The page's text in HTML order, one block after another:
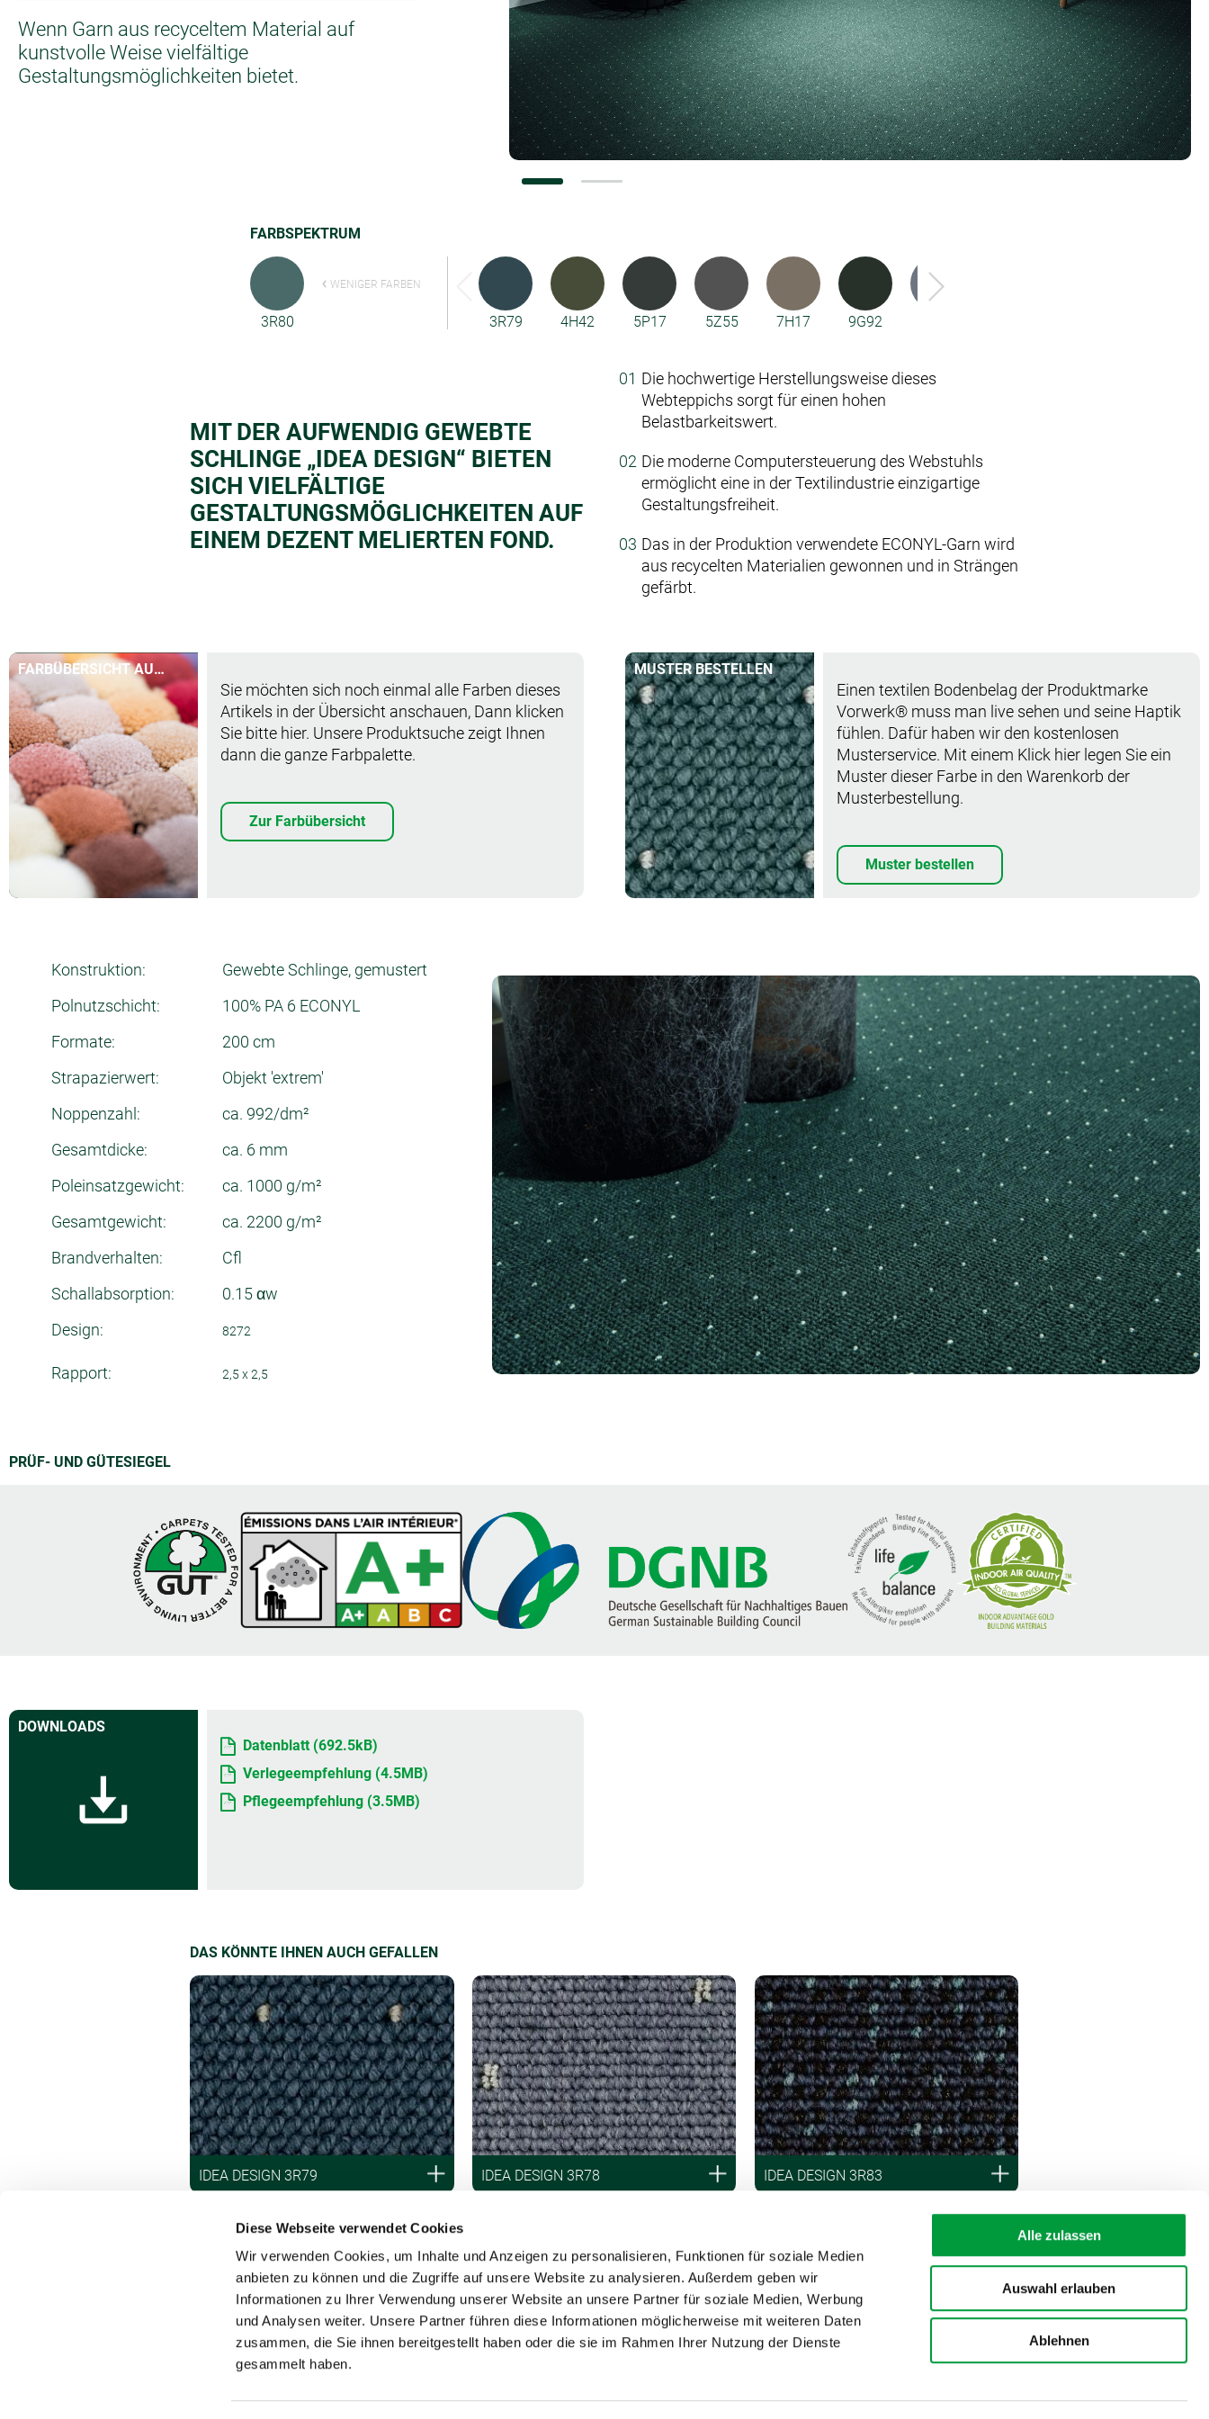
Diese Webseite verwendet Cookies
Wir verwenden Cookies, um Inhalte und Anzeigen zu personalisieren, Funktionen für soziale Medien
anbieten zu können und die Zugriffe auf unsere Website zu analysieren. Außerdem geben wir
Informationen zu Ihrer Verwendung unserer Website an unsere Partner für soziale Medien, Werbung
und Analysen weiter. Unsere Partner führen diese Informationen möglicherweise mit weiteren Daten
zusammen, die Sie ihnen bereitgestellt haben oder die sie im Rahmen Ihrer Nutzung der Dienste
gesammelt haben.
Alle zulassen
Auswahl erlauben
Ablehnen
Konfiguratoren
Wenn Garn aus recyceltem Material auf
kunstvolle Weise vielfältige
Gestaltungsmöglichkeiten bietet.
FARBSPEKTRUM
3R80
WENIGER FARBEN
3R79 4H42 5P17 5Z55 7H17 9G92
MIT DER AUFWENDIG GEWEBTE
SCHLINGE „IDEA DESIGN“ BIETEN
SICH VIELFÄLTIGE
GESTALTUNGSMÖGLICHKEITEN AUF
EINEM DEZENT MELIERTEN FOND.
Die hochwertige Herstellungsweise dieses
Webteppichs sorgt für einen hohen
Belastbarkeitswert.
Die moderne Computersteuerung des Webstuhls
ermöglicht eine in der Textilindustrie einzigartige
Gestaltungsfreiheit.
Das in der Produktion verwendete ECONYL-Garn wird
aus recycelten Materialien gewonnen und in Strängen
gefärbt.
FARBÜBERSICHT AUF
EINEN BLICK
Sie möchten sich noch einmal alle Farben dieses
Artikels in der Übersicht anschauen, Dann klicken
Sie bitte hier. Unsere Produktsuche zeigt Ihnen
dann die ganze Farbpalette.
Zur Farbübersicht
MUSTER BESTELLEN
Muster bestellen
Einen textilen Bodenbelag der Produktmarke
Vorwerk® muss man live sehen und seine Haptik
fühlen. Dafür haben wir den kostenlosen
Musterservice. Mit einem Klick hier legen Sie ein
Muster dieser Farbe in den Warenkorb der
Musterbestellung.
Muster bestellen
Konstruktion:
Gewebte Schlinge, gemustert
Polnutzschicht:
100% PA 6 ECONYL
Formate:
200 cm
Strapazierwert:
Objekt 'extrem'
Noppenzahl:
ca. 992/dm²
Gesamtdicke:
ca. 6 mm
Poleinsatzgewicht:
ca. 1000 g/m²
Gesamtgewicht:
ca. 2200 g/m²
Brandverhalten:
Cfl
Schallabsorption:
0.15 αw
Design:
8272
Rapport: 2,5 x 2,5
PRÜF- UND GÜTESIEGEL
DOWNLOADS
Datenblatt (692.5kB)
Verlegeempfehlung (4.5MB)
Pflegeempfehlung (3.5MB)
DAS KÖNNTE IHNEN AUCH GEFALLEN
IDEA DESIGN 3R79 IDEA DESIGN 3R78 IDEA DESIGN 3R83